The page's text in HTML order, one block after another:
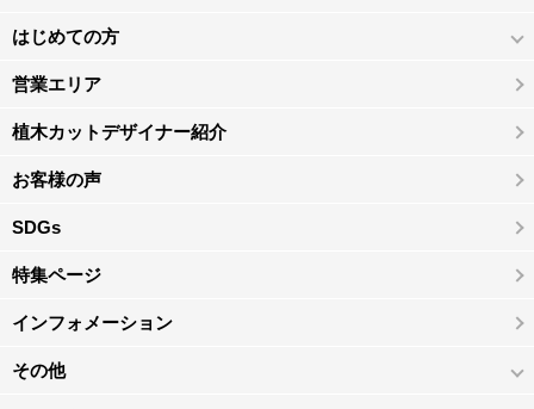
はじめての方
営業エリア
植木カットデザイナー紹介
お客様の声
SDGs
特集ページ
インフォメーション
その他